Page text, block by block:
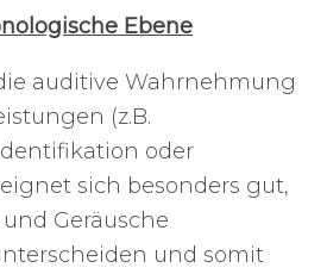
Ebene
auditive Wahrnehmung
(z.B.
oder
sich besonders gut,
Geräusche
und somit